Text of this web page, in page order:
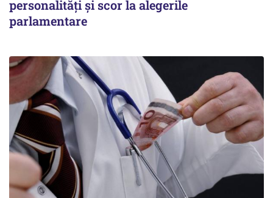
personalități și scor la alegerile
parlamentare